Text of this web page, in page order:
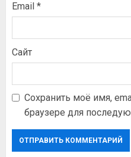
Email *
Сайт
Сохранить моё имя,
браузере для